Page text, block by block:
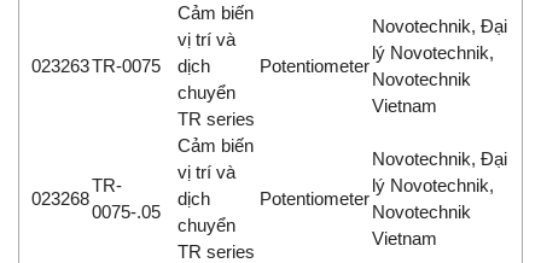
023263TR-0075
Cảm biến
vị trí và
dịch
chuyển
TR series
Potentiometer
Novotechnik, Đại
lý Novotechnik,
Novotechnik
Vietnam
023268
TR-
0075-.05
Cảm biến
vị trí và
dịch
chuyển
TR series
Potentiometer
Novotechnik, Đại
lý Novotechnik,
Novotechnik
Vietnam